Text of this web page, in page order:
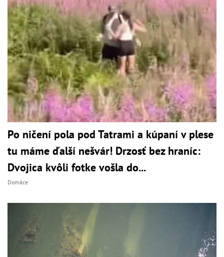
Po ničení pola pod Tatrami a kúpaní v plese
tu máme ďalší nešvár! Drzosť bez hraníc:
Dvojica kvôli fotke vošla do...
Domáce